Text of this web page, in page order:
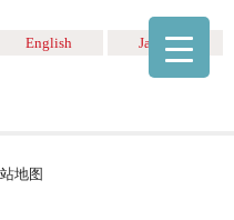
English Japanese
地图